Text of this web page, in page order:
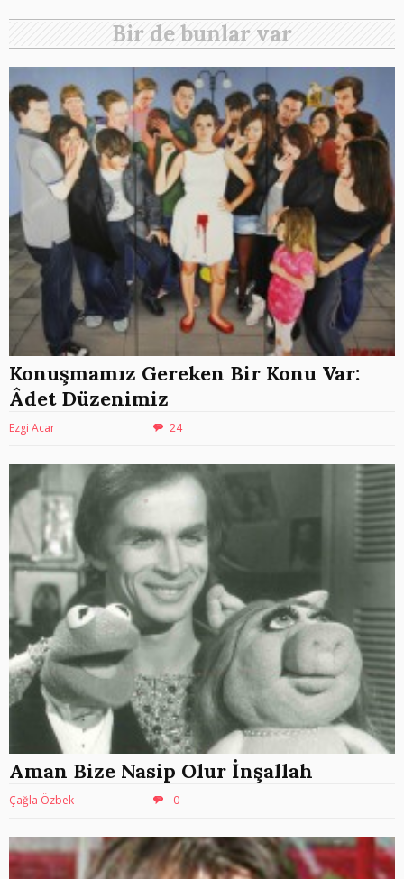
Bir de bunlar var
Konuşmamız Gereken Bir Konu Var:
Âdet Düzenimiz
Ezgi Acar 24
Aman Bize Nasip Olur İnşallah
Çağla Özbek 0